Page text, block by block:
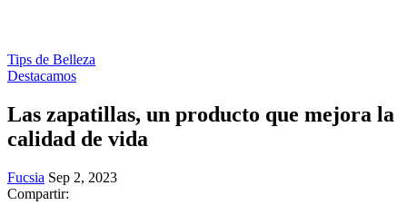
Tips de Belleza
Destacamos
Las zapatillas, un producto que mejora la
calidad de vida
Fucsia Sep 2, 2023
Compartir: